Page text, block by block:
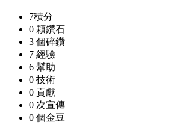
7積分
0 顆鑽石
3 個碎鑽
7 經驗
6 幫助
0 技術
0 貢獻
0 次宣傳
0 個金豆